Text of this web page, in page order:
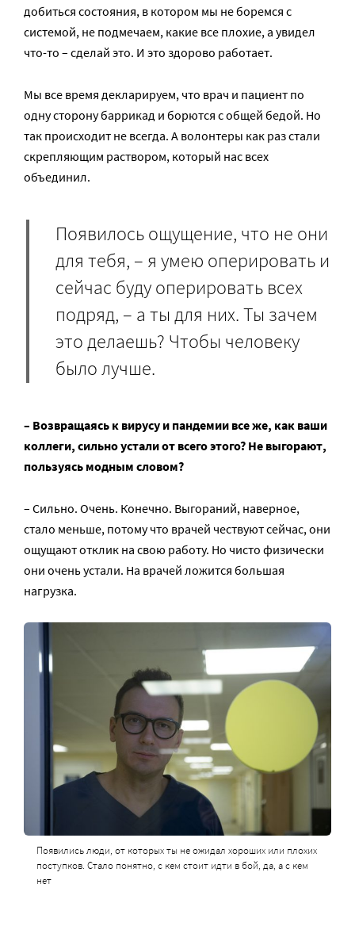
добиться состояния, в котором мы не боремся с
системой, не подмечаем, какие все плохие, а увидел
что-то – сделай это. И это здорово работает.
Мы все время декларируем, что врач и пациент по
одну сторону баррикад и борются с общей бедой. Но
так происходит не всегда. А волонтеры как раз стали
скрепляющим раствором, который нас всех
объединил.
Появилось ощущение, что не они
для тебя, – я умею оперировать и
сейчас буду оперировать всех
подряд, – а ты для них. Ты зачем
это делаешь? Чтобы человеку
было лучше.
– Возвращаясь к вирусу и пандемии все же, как ваши
коллеги, сильно устали от всего этого? Не выгорают,
пользуясь модным словом?
– Сильно. Очень. Конечно. Выгораний, наверное,
стало меньше, потому что врачей чествуют сейчас, они
ощущают отклик на свою работу. Но чисто физически
они очень устали. На врачей ложится большая
нагрузка.
Появились люди, от которых ты не ожидал хороших или плохих
поступков. Стало понятно, с кем стоит идти в бой, да, а с кем
нет